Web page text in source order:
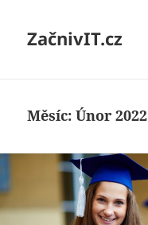
ZačnivIT.cz
Měsíc:Únor 2022